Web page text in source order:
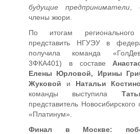
будущие предприниматели ,
члены жюри.
По итогам
представить НГУЭУ в
получила команда
3ФКА401) в составе
Елены Юрловой, Ирины
Жуковой и Натальи
команды выступила
представитель
«Платинум».
Финал в Москве: